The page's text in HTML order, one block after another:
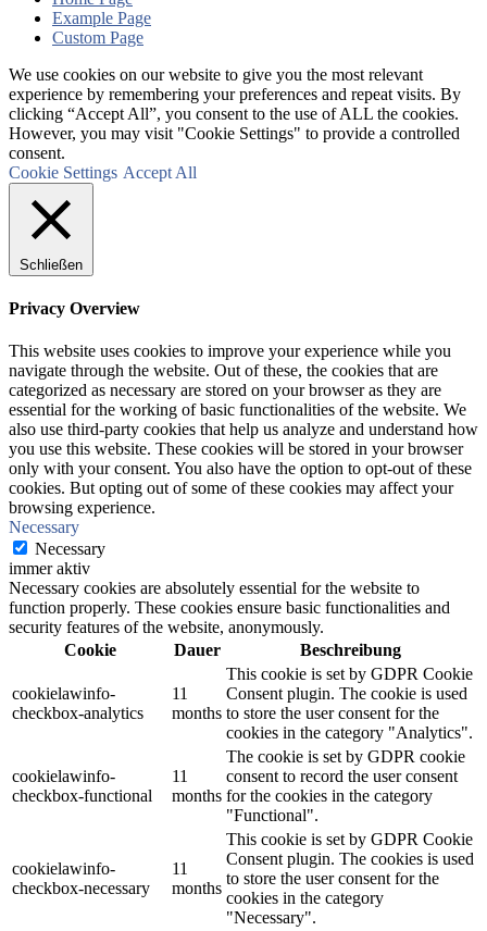
Example Page
Custom Page
We use cookies on our website to give you the most relevant
experience by remembering your preferences and repeat visits. By
clicking “Accept All”, you consent to the use of ALL the cookies.
However, you may visit "Cookie Settings" to provide a controlled
consent.
Cookie Settings Accept All
Schließen
Privacy Overview
This website uses cookies to improve your experience while you
navigate through the website. Out of these, the cookies that are
categorized as necessary are stored on your browser as they are
essential for the working of basic functionalities of the website. We
also use third-party cookies that help us analyze and understand how
you use this website. These cookies will be stored in your browser
only with your consent. You also have the option to opt-out of these
cookies. But opting out of some of these cookies may affect your
browsing experience.
Necessary
Necessary
immer aktiv
Necessary cookies are absolutely essential for the website to
function properly. These cookies ensure basic functionalities and
security features of the website, anonymously.
Cookie
Dauer Beschreibung
cookielawinfo-
checkbox-analytics
11
months
This cookie is set by GDPR Cookie
Consent plugin. The cookie is used
to store the user consent for the
cookies in the category "Analytics".
cookielawinfo-
checkbox-functional
11
months
The cookie is set by GDPR cookie
consent to record the user consent
for the cookies in the category
"Functional".
cookielawinfo-
checkbox-necessary
11
months
This cookie is set by GDPR Cookie
Consent plugin. The cookies is used
to store the user consent for the
cookies in the category
"Necessary".